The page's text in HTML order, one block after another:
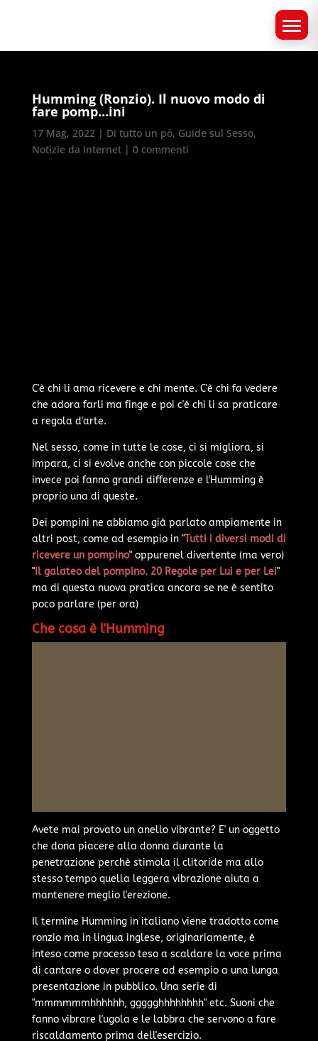
Humming (Ronzio). Il nuovo modo di
fare pomp…ini
17 Mag, 2022| Di tutto un pò, Guide sul Sesso,
Notizie da Internet| 0 commenti
C'è chi li ama ricevere e chi mente. C'è chi fa vedere
che adora farli ma finge e poi c'è chi li sa praticare
a regola d'arte.
Nel sesso, come in tutte le cose, ci si migliora, si
impara, ci si evolve anche con piccole cose che
invece poi fanno grandi differenze e l'Humming è
proprio una di queste.
Dei pompini ne abbiamo già parlato ampiamente in
altri post, come ad esempio in "Tutti i diversi modi di
ricevere un pompino" oppurenel divertente (ma vero)
"Il galateo del pompino. 20 Regole per Lui e per Lei"
ma di questa nuova pratica ancora se ne è sentito
poco parlare (per ora)
Che cosa è l'Humming
Avete mai provato un anello vibrante? E' un oggetto
che dona piacere alla donna durante la
penetrazione perchè stimola il clitoride ma allo
stesso tempo quella leggera vibrazione aiuta a
mantenere meglio l'erezione.
Il termine Humming in italiano viene tradotto come
ronzio ma in lingua inglese, originariamente, è
inteso come processo teso a scaldare la voce prima
di cantare o dover procere ad esempio a una lunga
presentazione in pubblico. Una serie di
"mmmmmmhhhhhh, ggggghhhhhhhh" etc. Suoni che
fanno vibrare l'ugola e le labbra che servono a fare
riscaldamento prima dell'esercizio.